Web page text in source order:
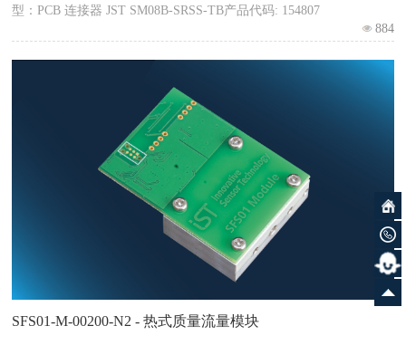
型：PCB 连接器 JST SM08B-SRSS-TB产品代码: 154807
884
SFS01-M-00200-N2 - 热式质量流量模块